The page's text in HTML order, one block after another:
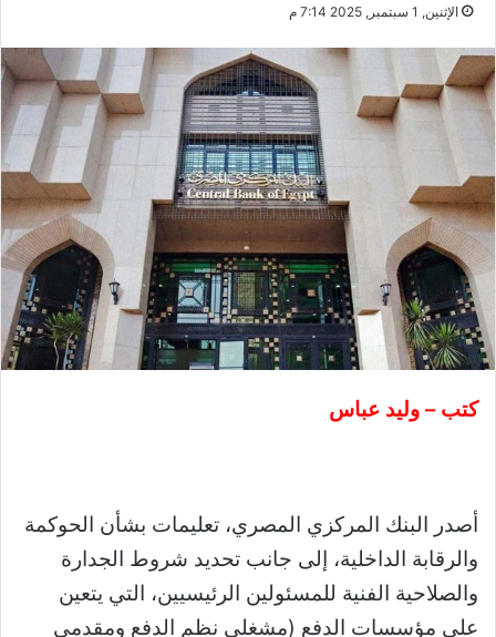
الإثنين, 1 سبتمبر, 2025 7:14 م
كتب – وليد عباس
أصدر البنك المركزي المصري، تعليمات بشأن الحوكمة
والرقابة الداخلية، إلى جانب تحديد شروط الجدارة
والصلاحية الفنية للمسئولين الرئيسيين، التي يتعين
على مؤسسات الدفع (مشغلي نظم الدفع ومقدمي